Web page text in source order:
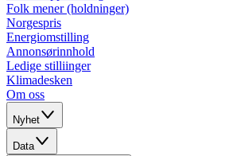
Folk mener (holdninger)
Norgespris
Energiomstilling
Annonsørinnhold
Ledige stilliinger
Klimadesken
Om oss
Nyhet
Data